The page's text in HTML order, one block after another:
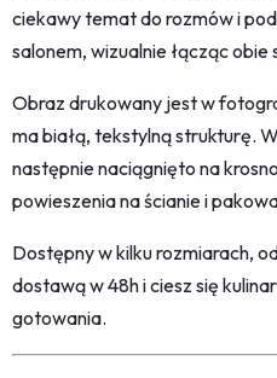
ciekawy temat do rozmów i
salonem, wizualnie łącząc obie
Obraz drukowany jest w
ma białą, tekstylną strukturę.
następnie naciągnięto na
powieszenia na ścianie i
Dostępny w kilku rozmiarach,
dostawą w 48h i ciesz się
gotowania.